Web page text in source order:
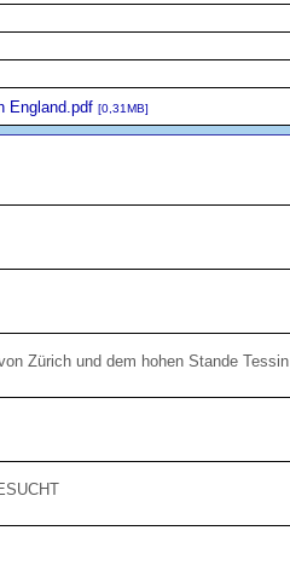
England.pdf [0,31MB]
Zürich und dem hohen Stande Tessin